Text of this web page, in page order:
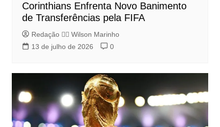
Corinthians Enfrenta Novo Banimento
de Transferências pela FIFA
Redação 👨‍⚖️​ Wilson Marinho
13 de julho de 2026
0